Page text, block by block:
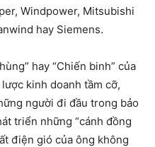
Windpower, Mitsubishi
hay Siemens.
hay “Chiến binh” của
kinh doanh tầm cỡ,
người đi đầu trong bảo
triển những “cánh đồng
điện gió của ông không